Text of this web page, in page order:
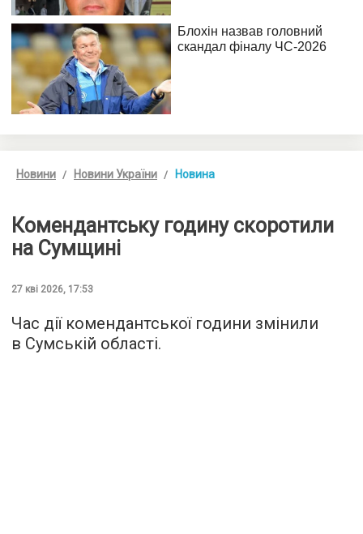
Новини Новини України Новина
Комендантську годину скоротили
на Сумщині
27 кві 2026, 17:53
Час дії комендантської години змінили
в Сумській області.